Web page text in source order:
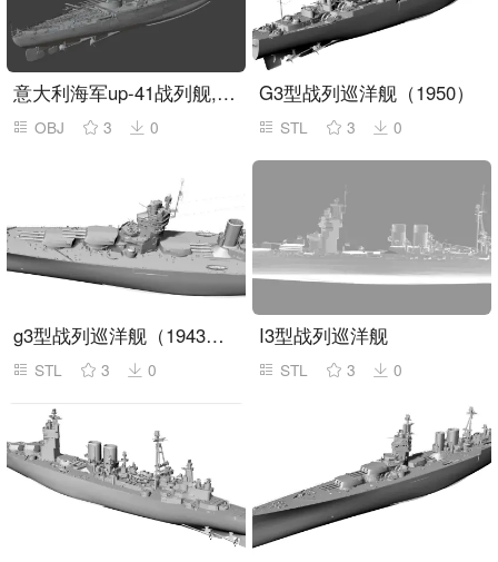
意大利海军up-41战列舰,fbx,obj,stl格式
OBJ 3 0
G3型战列巡洋舰（1950）
STL 3 0
g3型战列巡洋舰（1943年）
STL 3 0
I3型战列巡洋舰
STL 3 0